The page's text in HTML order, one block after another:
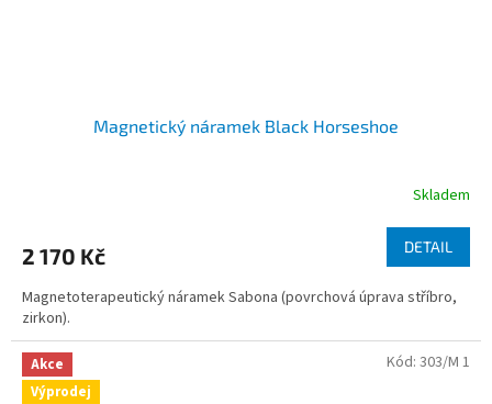
Magnetický náramek Black Horseshoe
Skladem
2 170 Kč DETAIL
Magnetoterapeutický náramek Sabona (povrchová úprava stříbro,
zirkon).
Akce
Výprodej
Kód: 303/M 1